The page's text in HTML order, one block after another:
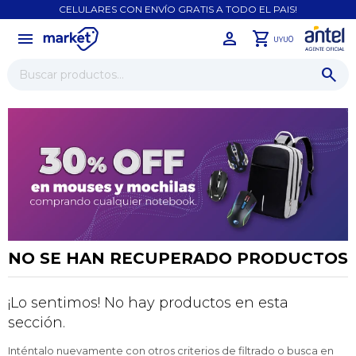
CELULARES CON ENVÍO GRATIS A TODO EL PAIS!
menu UYU0
NO SE HAN RECUPERADO PRODUCTOS
¡Lo sentimos! No hay productos en esta
sección.
Inténtalo nuevamente con otros criterios de filtrado o busca en
¡Sumate a la forma más ágil de
Comprá en 3 cuotas sin recargo o hasta en
close